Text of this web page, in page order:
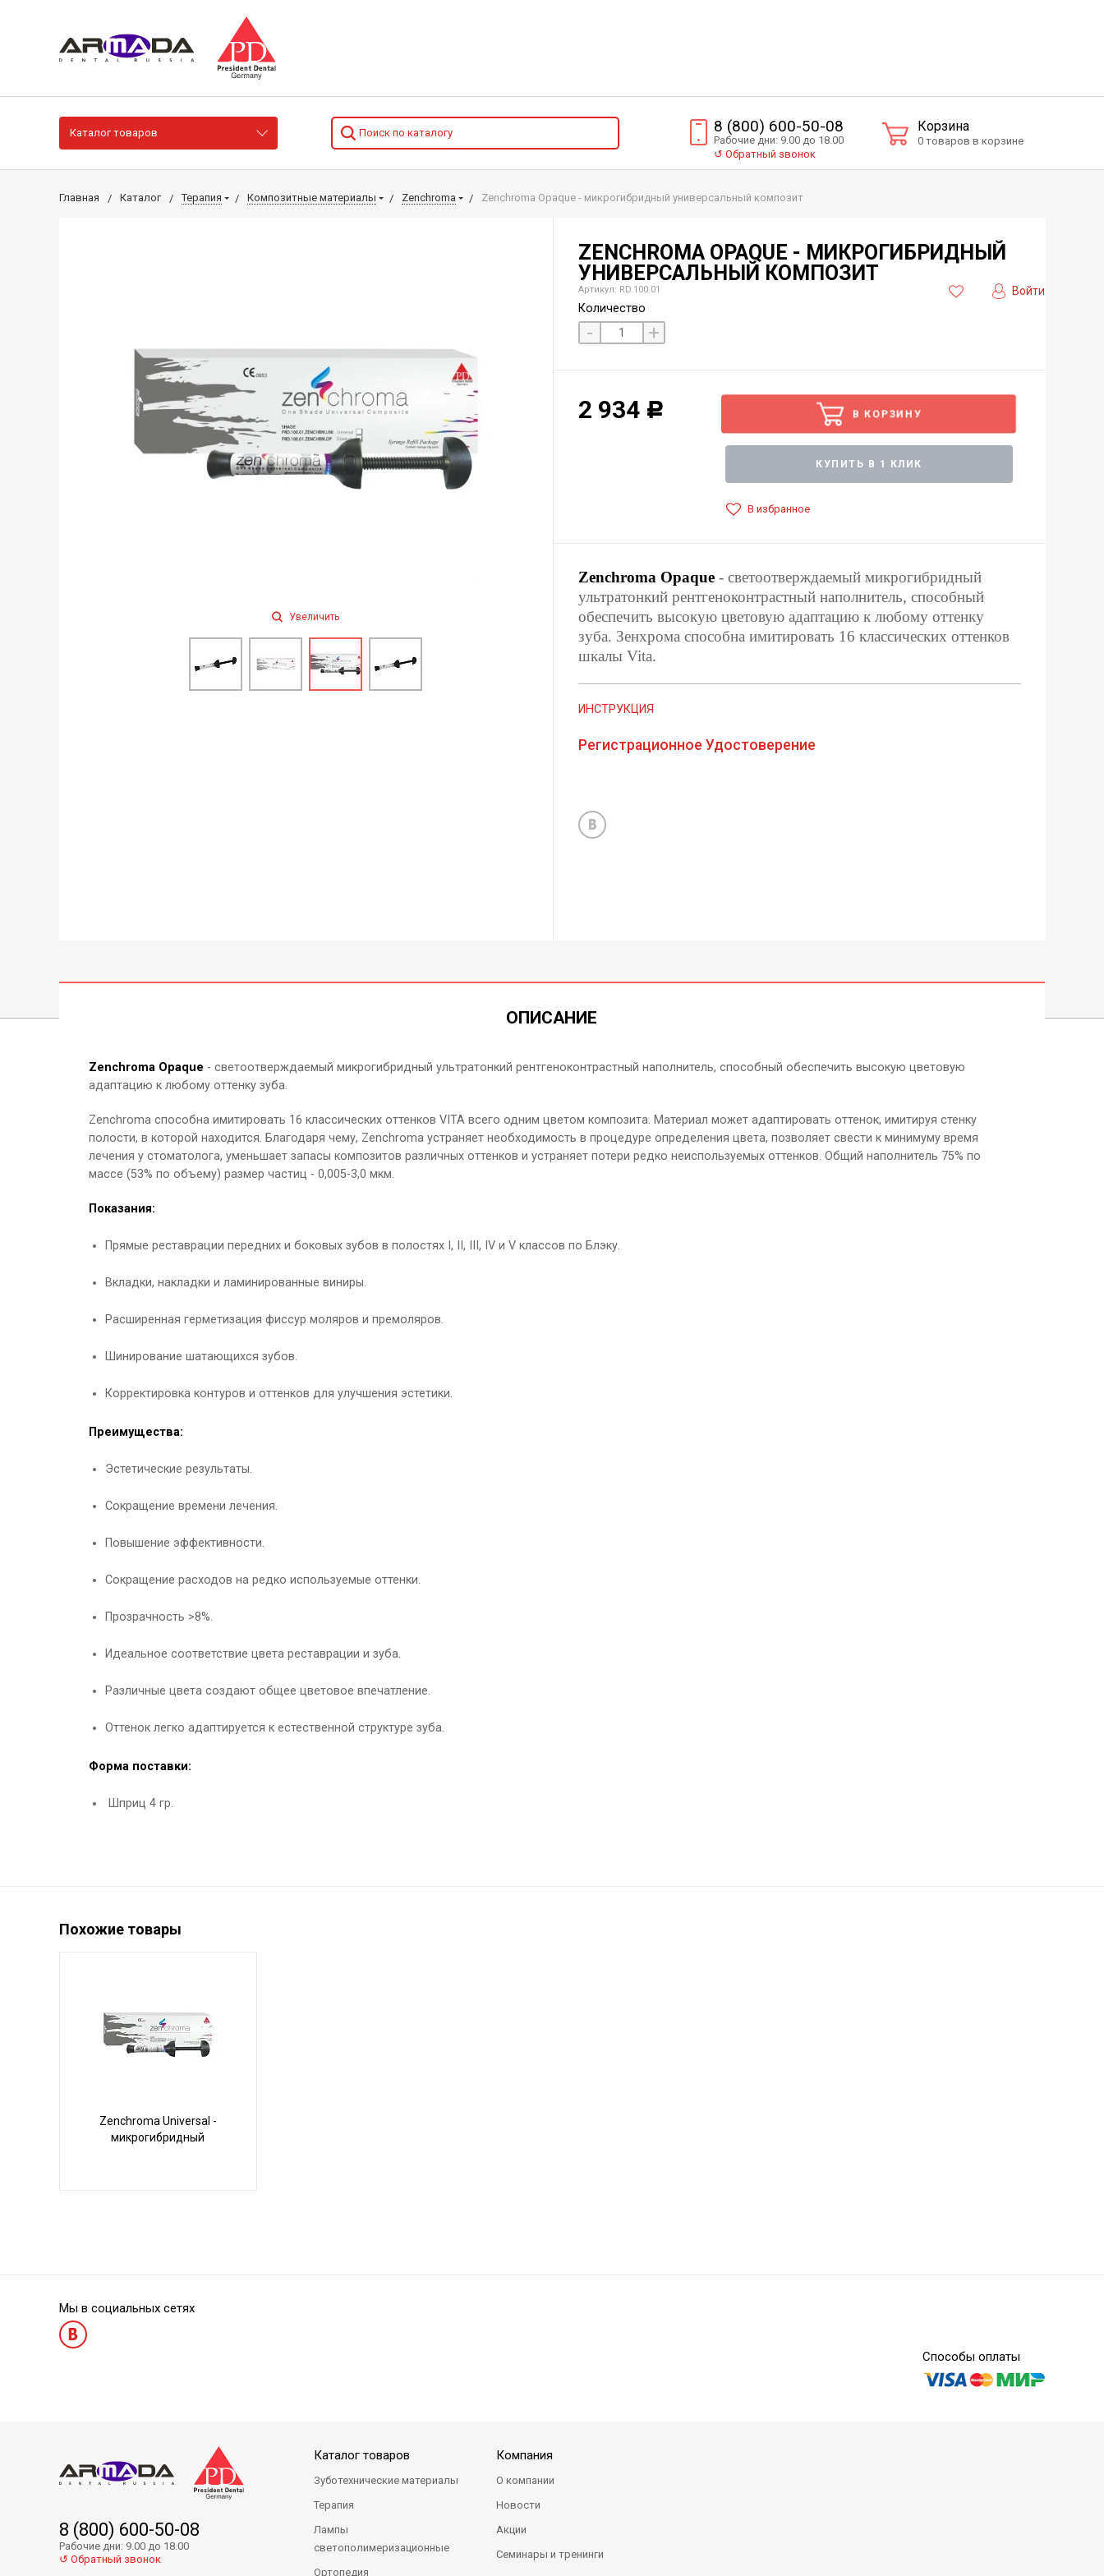
Войти
Каталог товаров 8 (800) 600-50-08
Рабочие дни: 9.00 до 18.00
↺ Обратный звонок
Корзина
0 товаров в корзине
Главная Каталог Терапия Композитные материалы Zenchroma Zenchroma Opaque - микрогибридный универсальный композит
Увеличить
ZENCHROMA OPAQUE - МИКРОГИБРИДНЫЙ
УНИВЕРСАЛЬНЫЙ КОМПОЗИТ
Артикул: RD.100.01
Количество
- +
2 934 Р В КОРЗИНУ
КУПИТЬ В 1 КЛИК
В избранное
Zenchroma Opaque- светоотверждаемый микрогибридный
ультратонкий рентгеноконтрастный наполнитель, способный
обеспечить высокую цветовую адаптацию к любому оттенку
зуба. Зенхрома способна имитировать 16 классических оттенков
шкалы Vita.
ИНСТРУКЦИЯ
Регистрационное Удостоверение
ОПИСАНИЕ
Zenchroma Opaque - светоотверждаемый микрогибридный ультратонкий рентгеноконтрастный наполнитель, способный обеспечить высокую цветовую
адаптацию к любому оттенку зуба.
Zenchroma способна имитировать 16 классических оттенков VITA всего одним цветом композита. Материал может адаптировать оттенок, имитируя стенку
полости, в которой находится. Благодаря чему, Zenchroma устраняет необходимость в процедуре определения цвета, позволяет свести к минимуму время
лечения у стоматолога, уменьшает запасы композитов различных оттенков и устраняет потери редко неиспользуемых оттенков. Общий наполнитель 75% по
массе (53% по объему) размер частиц - 0,005-3,0 мкм.
Показания:
Прямые реставрации передних и боковых зубов в полостях I, II, III, IV и V классов по Блэку.
Вкладки, накладки и ламинированные виниры.
Расширенная герметизация фиссур моляров и премоляров.
Шинирование шатающихся зубов.
Корректировка контуров и оттенков для улучшения эстетики.
Преимущества:
Эстетические результаты.
Сокращение времени лечения.
Повышение эффективности.
Сокращение расходов на редко используемые оттенки.
Прозрачность >8%.
Идеальное соответствие цвета реставрации и зуба.
Различные цвета создают общее цветовое впечатление.
Оттенок легко адаптируется к естественной структуре зуба.
Форма поставки:
Шприц 4 гр.
Похожие товары
Zenchroma Universal -
микрогибридный
Мы в социальных сетях
Способы оплаты
8 (800) 600-50-08
Рабочие дни: 9.00 до 18.00
↺ Обратный звонок
Каталог товаров
Зуботехнические материалы
Терапия
Лампы
светополимеризационные
Ортопедия
Компания
О компании
Новости
Акции
Семинары и тренинги